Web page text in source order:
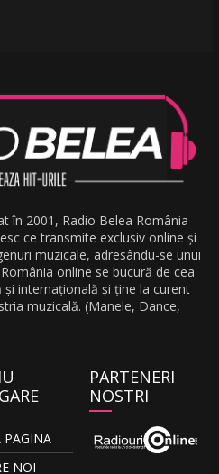
în 2001, Radio Belea România
ce transmite exclusiv online și
muzicale, adresându-se unui
online se bucură de cea
internațională și ține la curent
muzicală. (Manele, Dance,
PAGINA
NOI
PARTENERI
NOSTRI